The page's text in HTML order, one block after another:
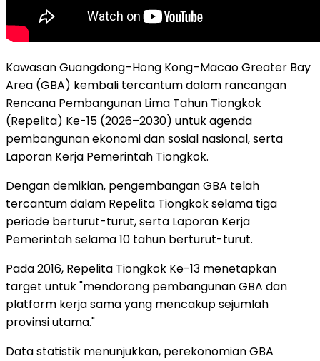
Kawasan Guangdong–Hong Kong–Macao Greater Bay
Area (GBA) kembali tercantum dalam rancangan
Rencana Pembangunan Lima Tahun Tiongkok
(Repelita) Ke-15 (2026–2030) untuk agenda
pembangunan ekonomi dan sosial nasional, serta
Laporan Kerja Pemerintah Tiongkok.
Dengan demikian, pengembangan GBA telah
tercantum dalam Repelita Tiongkok selama tiga
periode berturut-turut, serta Laporan Kerja
Pemerintah selama 10 tahun berturut-turut.
Pada 2016, Repelita Tiongkok Ke-13 menetapkan
target untuk "mendorong pembangunan GBA dan
platform kerja sama yang mencakup sejumlah
provinsi utama."
Data statistik menunjukkan, perekonomian GBA